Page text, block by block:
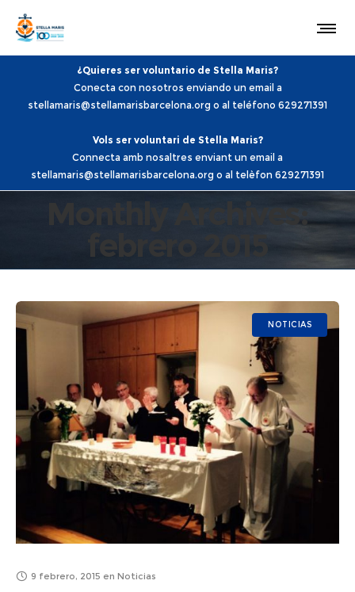
¿Quieres ser voluntario de Stella Maris?
Conecta con nosotros enviando un email a
stellamaris@stellamarisbarcelona.org o al teléfono 629271391
Vols ser voluntari de Stella Maris?
Connecta amb nosaltres enviant un email a
stellamaris@stellamarisbarcelona.org o al telèfon 629271391
Monthly Archives:
febrero 2015
NOTICIAS
9 febrero, 2015 en Noticias